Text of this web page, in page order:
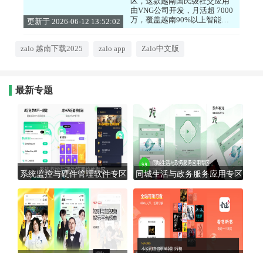
更新于 2026-06-12 13:52:02
由VNG公司开发，月活超 7000
万，覆盖越南90%以上智能手
机用户，是跨境沟通、商务拓
件支持文字、语音、高清视频
净无捆绑，提供注册与使用教
程，一键安装即可无缝对接越
南社交生态，高效联络本地好
友与客户，抢占东南亚市场沟
通先机。
zalo 越南下载2025 zalo app Zalo中文版
最新专题
系统监控与硬件管理软件专区 同城生活与政务服务应用专区